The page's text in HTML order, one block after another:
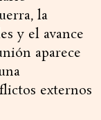
la
y el avance
aparece
externos